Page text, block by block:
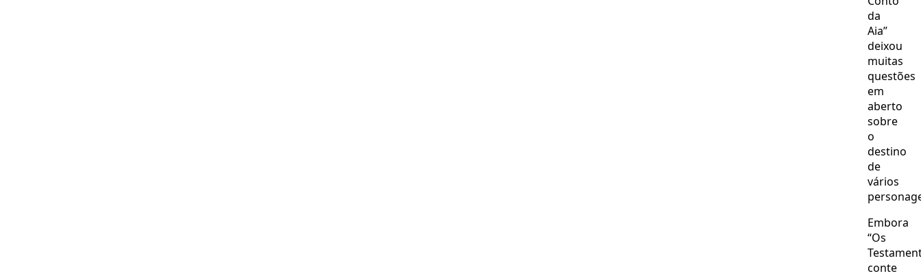
da
Aia”
deixou
muitas
questões
em
aberto
sobre
o
destino
de
vários
Embora
“Os
conte